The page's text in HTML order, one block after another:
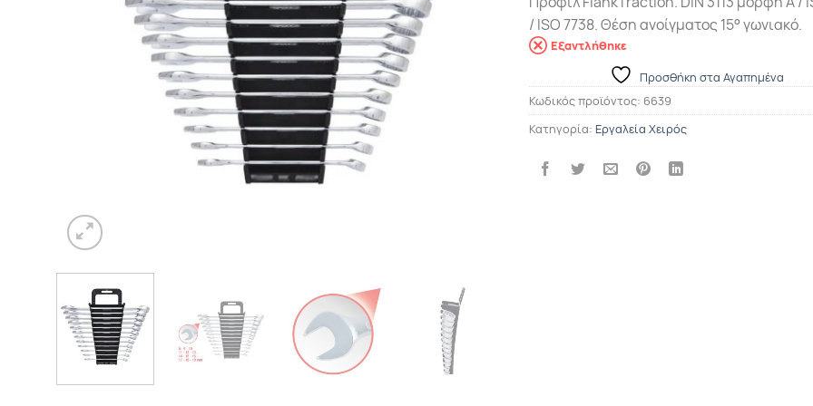
/ ISO 7738. Θέση ανοίγματος 15° γωνιακό.
Εξαντλήθηκε
Προσθήκη στα Αγαπημένα
Κωδικός προϊόντος: 6639
Κατηγορία: Εργαλεία Χειρός